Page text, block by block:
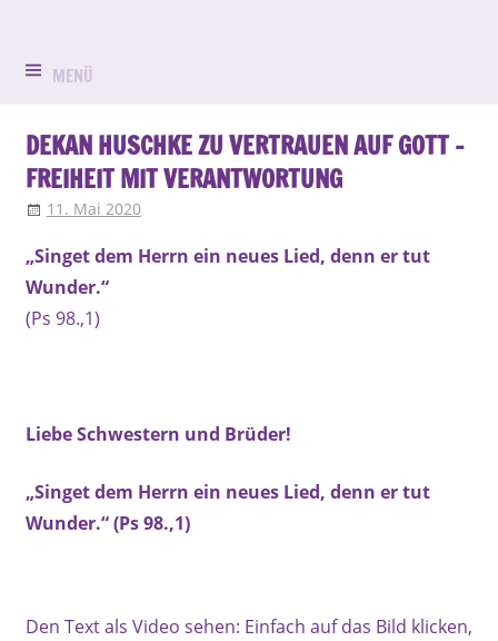
springen
St.
Peter
Bruck
in
MENÜ
DEKAN HUSCHKE ZU VERTRAUEN AUF GOTT –
FREIHEIT MIT VERANTWORTUNG
11. Mai 2020
„Singet dem Herrn ein neues Lied, denn er tut
Wunder.“
(Ps 98.,1)
Liebe Schwestern und Brüder!
„Singet dem Herrn ein neues Lied, denn er tut
Wunder.“ (Ps 98.,1)
Den Text als Video sehen: Einfach auf das Bild klicken,